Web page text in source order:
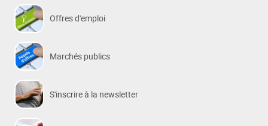
Offres d'emploi
Marchés publics
S'inscrire à la newsletter